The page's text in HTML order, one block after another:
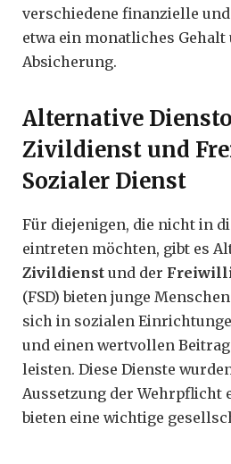
verschiedene finanzielle
etwa ein monatliches Gehalt
Absicherung.
Alternative
Zivildienst und
Sozialer Dienst
Für diejenigen, die nicht in
eintreten möchten, gibt es
Zivildienst und der
(FSD) bieten junge
sich in sozialen
und einen wertvollen
leisten. Diese Dienste
Aussetzung der Wehrpflicht
bieten eine wichtige